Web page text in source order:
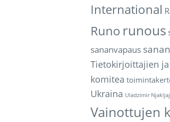
International
Runo runous
sananvapaus
Tietokirjoittajien
komitea
Ukraina Uladzimir
Vainottujen